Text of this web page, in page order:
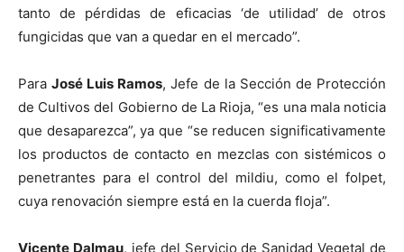
tanto de pérdidas de eficacias ‘de utilidad’ de otros
fungicidas que van a quedar en el mercado”.
ParaJosé Luis Ramos, Jefe de la Sección de Protección
de Cultivos del Gobierno de La Rioja, “es una mala noticia
que desaparezca”, ya que “se reducen significativamente
los productos de contacto en mezclas con sistémicos o
penetrantes para el control del mildiu, como el folpet,
cuya renovación siempre está en la cuerda floja”.
Vicente Dalmau, jefe del Servicio de Sanidad Vegetal de